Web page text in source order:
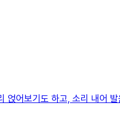
얹어보기도 하고, 소리 내어